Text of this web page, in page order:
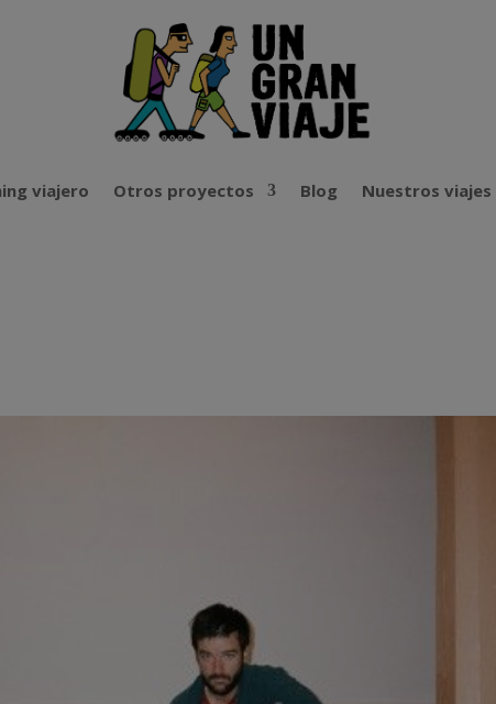
viajero Otros proyectos Blog Nuestros viajes